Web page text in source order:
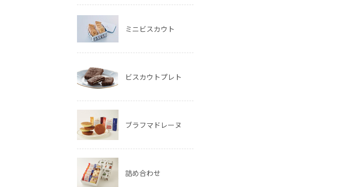
ミニビスカウト
ビスカウトプレト
ブラフマドレーヌ
詰め合わせ